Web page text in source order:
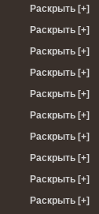
Раскрыть [+]
Раскрыть [+]
Раскрыть [+]
Раскрыть [+]
Раскрыть [+]
Раскрыть [+]
Раскрыть [+]
Раскрыть [+]
Раскрыть [+]
Раскрыть [+]